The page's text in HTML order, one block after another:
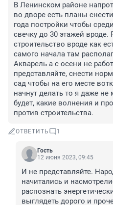
В Ленинском районе
во дворе есть планы
года постройки чтобы
свечку до 30 этажей вроде.
строительство вроде как
самого начала там
Акварель а с осени не
представляйте, снести
сад чтобы на его месте
начнут делать то я даже не
будет, какие волнения и
против строительства.
ОТВЕТИТЬ 1
Гость
12 июня 2023, 09:45
И не представляйте.
начитались и
распознать
выглядеть дорого и